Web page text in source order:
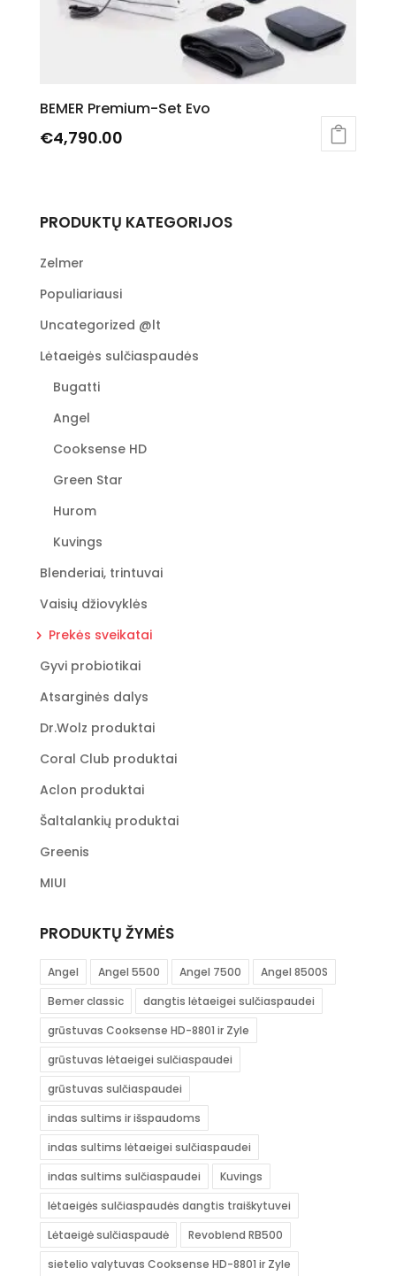
BEMER Premium-Set Evo
€4,790.00
PRODUKTŲ KATEGORIJOS
Zelmer
Populiariausi
Uncategorized @lt
Lėtaeigės sulčiaspaudės
Bugatti
Angel
Cooksense HD
Green Star
Hurom
Kuvings
Blenderiai, trintuvai
Vaisių džiovyklės
Prekės sveikatai
Gyvi probiotikai
Atsarginės dalys
Dr.Wolz produktai
Coral Club produktai
Aclon produktai
Šaltalankių produktai
Greenis
MIUI
PRODUKTŲ ŽYMĖS
Angel Angel 5500 Angel 7500
Angel 8500S
Bemer classic
dangtis lėtaeigei sulčiaspaudei
grūstuvas Cooksense HD-8801 ir Zyle
grūstuvas lėtaeigei sulčiaspaudei
grūstuvas sulčiaspaudei
indas sultims ir išspaudoms
indas sultims lėtaeigei sulčiaspaudei
indas sultims sulčiaspaudei
Kuvings
lėtaeigės sulčiaspaudės dangtis traiškytuvei
Lėtaeigė sulčiaspaudė
Revoblend RB500
sietelio valytuvas Cooksense HD-8801 ir Zyle